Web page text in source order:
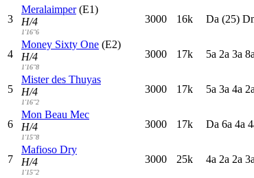
3
Meralaimper (E1)
H/4
1'16"6
3000 16k Da (25) D
4
Money Sixty One (E2)
H/4
1'16"8
3000 17k 5a 2a 3a 8a
5
Mister des Thuyas
H/4
1'16"2
3000 17k 5a 3a 4a 2a
6
Mon Beau Mec
H/4
1'15"8
3000 17k Da 6a 4a 4
7
Mafioso Dry
H/4
1'15"2
3000 25k 4a 2a 2a 3a